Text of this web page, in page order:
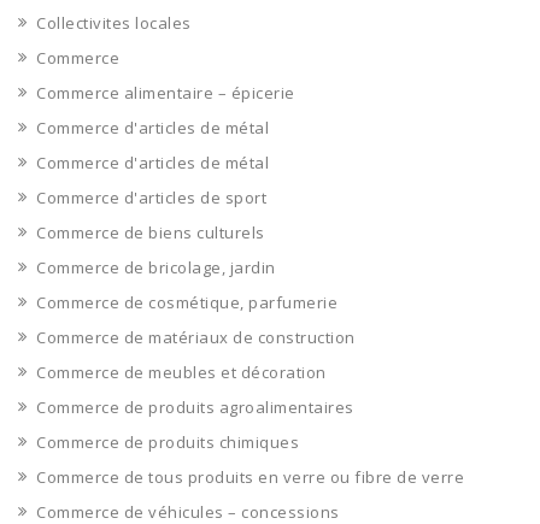
Collectivites locales
Commerce
Commerce alimentaire – épicerie
Commerce d'articles de métal
Commerce d'articles de métal
Commerce d'articles de sport
Commerce de biens culturels
Commerce de bricolage, jardin
Commerce de cosmétique, parfumerie
Commerce de matériaux de construction
Commerce de meubles et décoration
Commerce de produits agroalimentaires
Commerce de produits chimiques
Commerce de tous produits en verre ou fibre de verre
Commerce de véhicules – concessions